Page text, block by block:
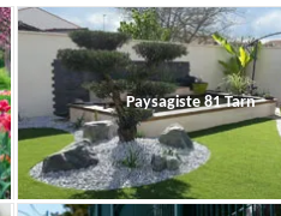
Paysagiste 81 Tarn